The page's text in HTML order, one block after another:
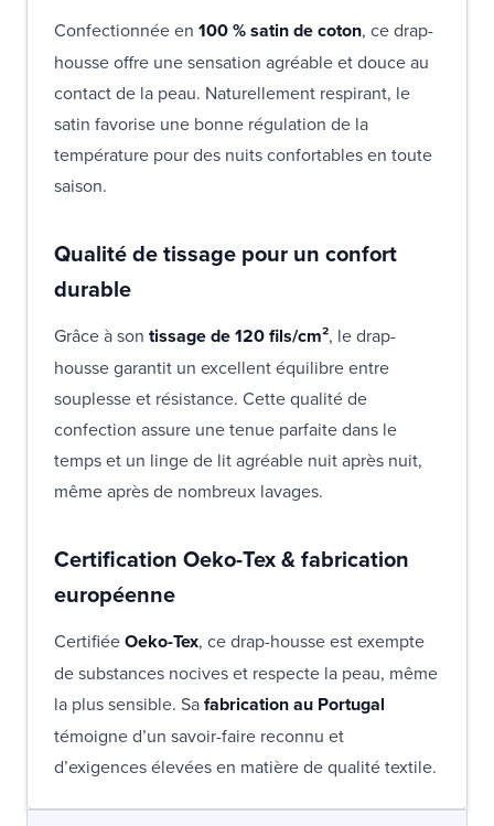
Confectionnée en 100 % satin de coton, ce drap-
housse offre une sensation agréable et douce au
contact de la peau. Naturellement respirant, le
satin favorise une bonne régulation de la
température pour des nuits confortables en toute
saison.
Qualité de tissage pour un confort
durable
Grâce à son tissage de 120 fils/cm², le drap-
housse garantit un excellent équilibre entre
souplesse et résistance. Cette qualité de
confection assure une tenue parfaite dans le
temps et un linge de lit agréable nuit après nuit,
même après de nombreux lavages.
Certification Oeko-Tex & fabrication
européenne
CertifiéeOeko-Tex, ce drap-housse est exempte
de substances nocives et respecte la peau, même
la plus sensible. Safabrication au Portugal
témoigne d’un savoir-faire reconnu et
d’exigences élevées en matière de qualité textile.